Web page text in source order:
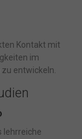
Kontakt mit
im
entwickeln.
lehrreiche